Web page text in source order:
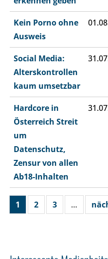
Kein Porno ohne
Ausweis
Social Media:
Alterskontrollen
kaum umsetzbar
Hardcore in
Österreich Streit
um
Datenschutz,
Zensur von allen
Ab18-Inhalten
1 2 3 …